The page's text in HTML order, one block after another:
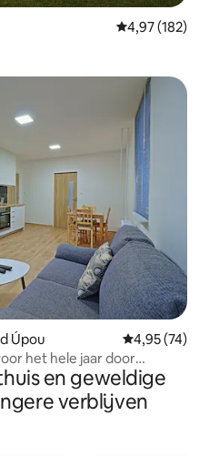
Gemiddelde
4,97 (182)
Úpou Gemiddelde
4,95 (74)
het hele jaar door
en geweldige
verblijven